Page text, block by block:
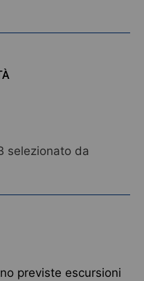
selezionato da
previste escursioni